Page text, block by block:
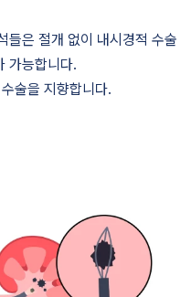
들은 절개 없이 내시경적 수술
가능합니다.
술을 지향합니다.